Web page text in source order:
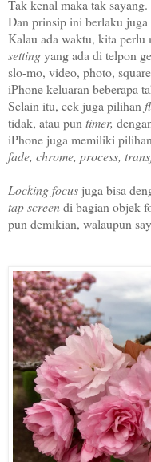
Tak kenal maka tak sayang.
Dan prinsip ini berlaku
Kalau ada waktu, kita perlu
settingyang ada di telpon
slo-mo, video, photo,
iPhone keluaran beberapa
Selain itu, cek juga pilihan
tidak, atau pun timer,
iPhone juga memiliki
fade, chrome, process,
Locking focus juga bisa
tap screendi bagian objek
pun demikian, walaupun